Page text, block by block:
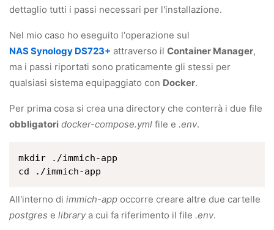
dettaglio tutti i passi necessari per l'installazione.
Nel mio caso ho eseguito l'operazione sul
NAS Synology DS723+ attraverso il Container Manager,
ma i passi riportati sono praticamente gli stessi per
qualsiasi sistema equipaggiato con Docker.
Per prima cosa si crea una directory che conterrà i due file
obbligatori docker-compose.yml file e .env.
mkdir ./immich-app
All'interno di immich-app occorre creare altre due cartelle
postgres e librarya cui fa riferimento il file .env.